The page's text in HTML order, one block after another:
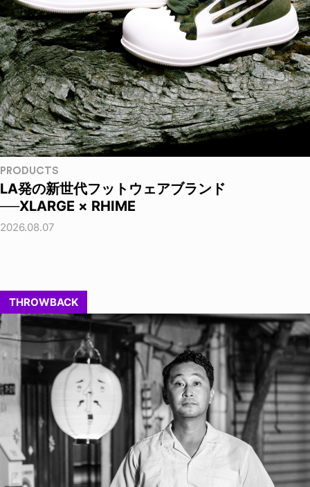
PRODUCTS
LA発の新世代フットウェアブランド
──XLARGE × RHIME
2026.08.07
THROWBACK